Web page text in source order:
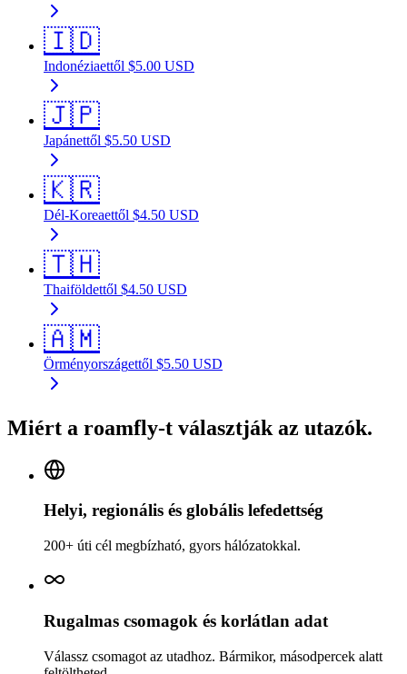
🇮🇩
Indonéziaettől $5.00 USD
🇯🇵
Japánettől $5.50 USD
🇰🇷
Dél-Koreaettől $4.50 USD
🇹🇭
Thaiföldettől $4.50 USD
🇦🇲
Örményországettől $5.50 USD
Miért a roamfly-t választják az utazók.
Helyi, regionális és globális lefedettség
200+ úti cél megbízható, gyors hálózatokkal.
Rugalmas csomagok és korlátlan adat
Válassz csomagot az utadhoz. Bármikor, másodpercek alatt